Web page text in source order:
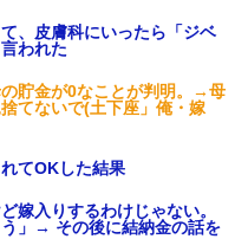
、皮膚科にいったら「ジベ
われた
貯金が0なことが判明。→母
てないで(土下座」俺・嫁
てOKした結果
嫁入りするわけじゃない。
」→ その後に結納金の話を